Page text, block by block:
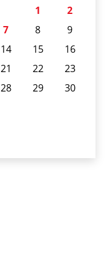
1
2
7 8
9
14 15
16
21 22
23
28 29
30